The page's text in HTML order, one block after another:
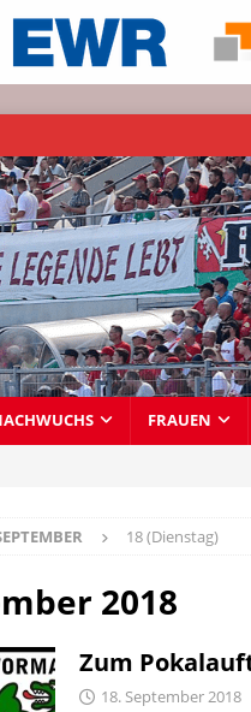
FRAUEN
18 (Dienstag)
2018
Zum
18. September 2018